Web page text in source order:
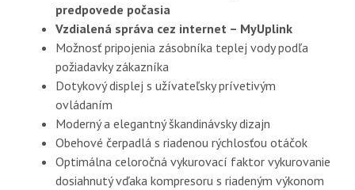
predpovede počasia
Vzdialená správa cez internet – MyUplink
Možnosť pripojenia zásobníka teplej vody podľa
požiadavky zákazníka
Dotykový displej s užívateľsky prívetivým
ovládaním
Moderný a elegantný škandinávsky dizajn
Obehové čerpadlá s riadenou rýchlosťou otáčok
Optimálna celoročná vykurovací faktor vykurovanie
dosiahnutý vďaka kompresoru s riadeným výkonom